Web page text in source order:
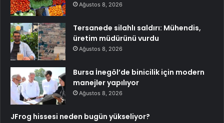
Ağustos 8, 2026
Tersanede silahlı saldırı: Mühendis,
üretim müdürünü vurdu
Ağustos 8, 2026
Bursa İnegöl’de binicilik için modern
manejler yapılıyor
Ağustos 8, 2026
JFrog hissesi neden bugün yükseliyor?